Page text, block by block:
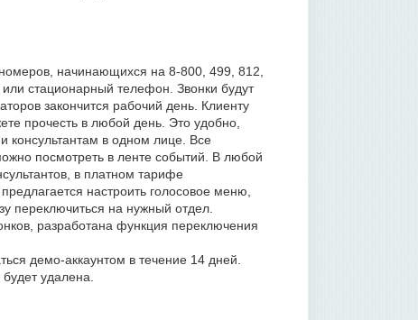
начинающихся на 8-800, 499, 812,
стационарный телефон. Звонки будут
закончится рабочий день. Клиенту
прочесть в любой день. Это удобно,
консультантам в одном лице. Все
посмотреть в ленте событий. В любой
в платном тарифе
настроить голосовое меню,
переключиться на нужный отдел.
разработана функция переключения
демо-аккаунтом в течение 14 дней.
удалена.